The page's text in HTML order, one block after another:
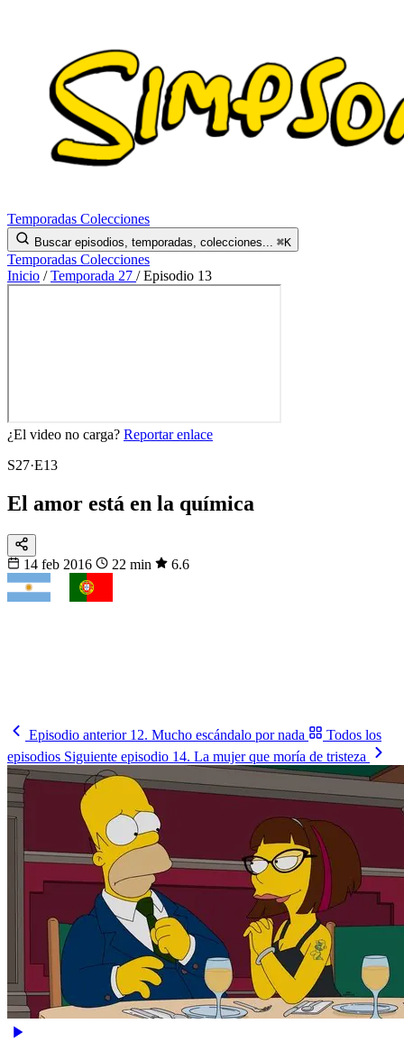
Temporadas Colecciones
Buscar episodios, temporadas, colecciones... ⌘K
Temporadas Colecciones
Inicio / Temporada 27 / Episodio 13
¿El video no carga? Reportar enlace
S27·E13
El amor está en la química
14 feb 2016 22 min 6.6
Episodio anterior 12. Mucho escándalo por nada
Todos los
episodios Siguiente episodio 14. La mujer que moría de tristeza